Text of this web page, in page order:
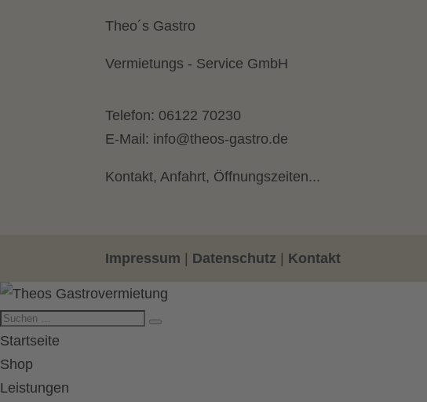
Theo´s Gastro
Vermietungs - Service GmbH
Telefon: 06122 70230
E-Mail: info@theos-gastro.de
Kontakt, Anfahrt, Öffnungszeiten...
Impressum | Datenschutz | Kontakt
Startseite
Shop
Leistungen